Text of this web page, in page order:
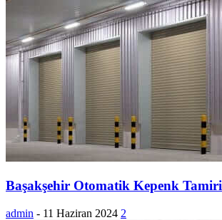
Başakşehir Otomatik Kepenk Tamiri
admin - 11 Haziran 2024 2